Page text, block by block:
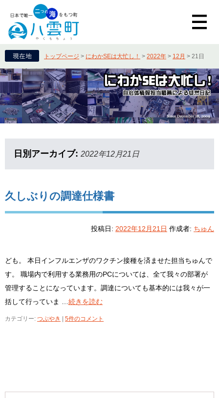
トップページ > にわかSEは大忙し！ > 2022年 > 12月 > 21日
日別アーカイブ: 2022年12月21日
久しぶりの調達仕様書
投稿日: 2022年12月21日 作成者: ちゅん
ども。 本日インフルエンザのワクチン接種を済ませた担当ちゅんで
す。 職場内で利用する業務用のPCについては、全て我々の部署が
管理することになっています。調達についても基本的には我々が一
括して行っていま … 続きを読む
カテゴリー: つぶやき 5件のコメント